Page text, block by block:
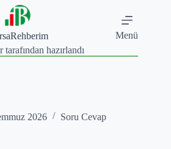
hazırlandı
Menü
2026 Soru Cevap